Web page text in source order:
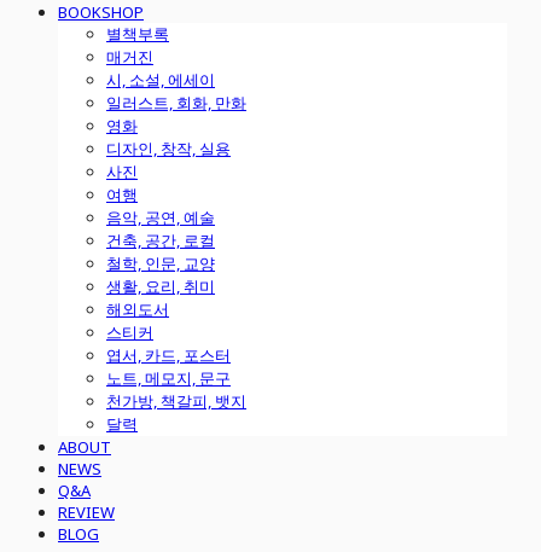
BOOKSHOP
별책부록
매거진
시, 소설, 에세이
일러스트, 회화, 만화
영화
디자인, 창작, 실용
사진
여행
음악, 공연, 예술
건축, 공간, 로컬
철학, 인문, 교양
생활, 요리, 취미
해외도서
스티커
엽서, 카드, 포스터
노트, 메모지, 문구
천가방, 책갈피, 뱃지
달력
ABOUT
NEWS
Q&A
REVIEW
BLOG